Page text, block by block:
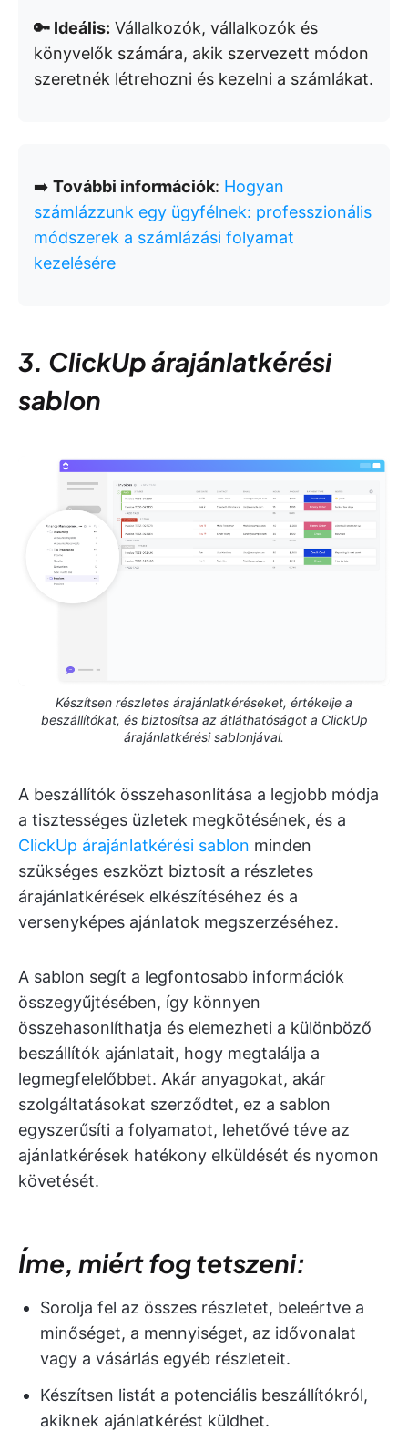
🔑 Ideális: Vállalkozók, vállalkozók és
könyvelők számára, akik szervezett módon
szeretnék létrehozni és kezelni a számlákat.
➡️ További információk: Hogyan
számlázzunk egy ügyfélnek: professzionális
módszerek a számlázási folyamat
kezelésére
3. ClickUp árajánlatkérési
sablon
Készítsen részletes árajánlatkéréseket, értékelje a
beszállítókat, és biztosítsa az átláthatóságot a ClickUp
árajánlatkérési sablonjával.
A beszállítók összehasonlítása a legjobb módja
a tisztességes üzletek megkötésének, és a
ClickUp árajánlatkérési sablon minden
szükséges eszközt biztosít a részletes
árajánlatkérések elkészítéséhez és a
versenyképes ajánlatok megszerzéséhez.
A sablon segít a legfontosabb információk
összegyűjtésében, így könnyen
összehasonlíthatja és elemezheti a különböző
beszállítók ajánlatait, hogy megtalálja a
legmegfelelőbbet. Akár anyagokat, akár
szolgáltatásokat szerződtet, ez a sablon
egyszerűsíti a folyamatot, lehetővé téve az
ajánlatkérések hatékony elküldését és nyomon
követését.
Íme, miért fog tetszeni:
Sorolja fel az összes részletet, beleértve a
minőséget, a mennyiséget, az idővonalat
vagy a vásárlás egyéb részleteit.
Készítsen listát a potenciális beszállítókról,
akiknek ajánlatkérést küldhet.